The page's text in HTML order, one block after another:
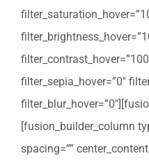
filter_sepia_hover=”0″
[fusion_builder_column
spacing=””